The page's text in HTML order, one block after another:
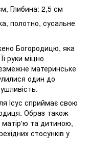
Глибина: 2,5 см
полотно, сусальне
Богородицю, яка
руки міцно
материнське
один до
Ісус сприймає свою
Образ також
матір'ю та дитиною,
стосунків у